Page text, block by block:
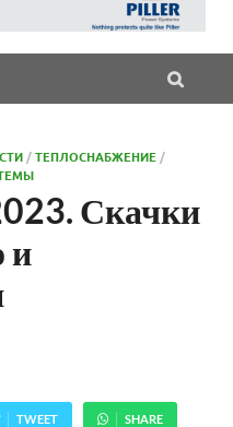
/ТЕПЛОСНАБЖЕНИЕ /
Скачки
и
TWEET SHARE